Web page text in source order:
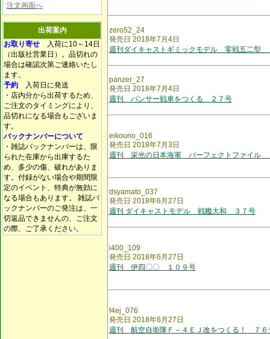
注文画面へ
出荷案内
お取り寄せ 入荷に10～14日
（出版社営業日）。品切れの
場合は確認次第ご連絡いたし
ます。
予約 入荷日に発送
・店内分から出荷するため、
ご注文のタイミングにより、
品切れになる場合もございま
す。
バックナンバーについて
・雑誌バックナンバーは、限
られた在庫から出庫するた
め、多少の傷、破れがありま
す。付録がない場合や期間限
定のイベント、特典が無効に
なる場合もあります。 雑誌バ
ックナンバーのご発注は、一
切返品できませんの、ご注文
の際、ご了承ください。
zero52_24
発売日 2018年7月4日
週刊ダイキャストギミックモデル 零戦五二型
panzer_27
発売日 2018年7月4日
週刊 パンサー戦車をつくる ２７号
eikouno_016
発売日 2018年7月3日
週刊 栄光の日本海軍 パーフェクトファイル
dsyamato_037
発売日 2018年6月27日
週刊 ダイキャストモデル 戦艦大和 ３７号
i400_109
発売日 2018年6月27日
週刊 伊四〇〇 １０９号
f4ej_076
発売日 2018年6月27日
週刊 航空自衛隊Ｆ－４ＥＪ改をつくる！ ７６